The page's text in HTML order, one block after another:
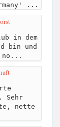
...
in dem
bin und
no...
Sehr
nette